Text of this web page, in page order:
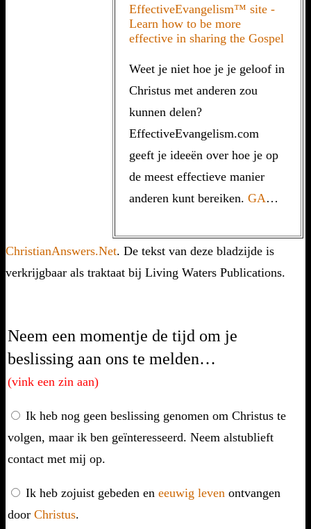
Weet je niet hoe je je geloof in
Christus met anderen zou
kunnen delen?
EffectiveEvangelism.com
geeft je ideeën over hoe je op
de meest effectieve manier
anderen kunt bereiken. GA …
ChristianAnswers.Net. De tekst van deze bladzijde is
verkrijgbaar als traktaat bij Living Waters Publications.
Neem een momentje de tijd om je
beslissing aan ons te melden…
(vink een zin aan)
Ik heb nog geen beslissing genomen om Christus te
volgen, maar ik ben geïnteresseerd. Neem alstublieft
contact met mij op.
Ik heb zojuist gebeden en eeuwig leven ontvangen
door Christus.